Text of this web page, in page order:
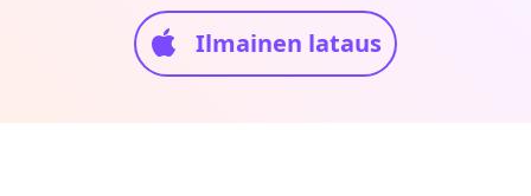
Ilmainen lataus